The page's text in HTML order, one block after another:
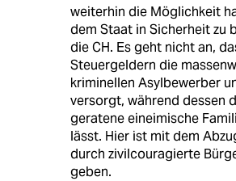
weiterhin die Möglichkeit
dem Staat in Sicherheit zu
die CH. Es geht nicht an,
Steuergeldern die
kriminellen Asylbewerber
versorgt, während dessen
geratene eineimische
lässt. Hier ist mit dem
durch zivilcouragierte
geben.